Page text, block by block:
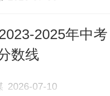
2025年中考
数线
2026-07-10